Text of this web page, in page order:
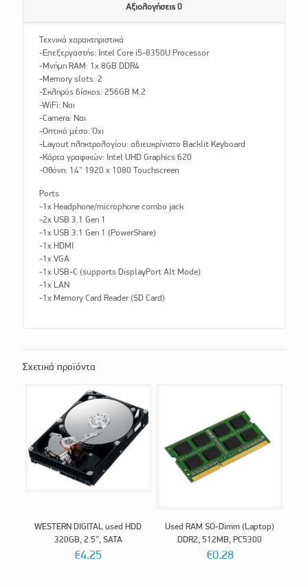
Αξιολογήσεις 0
Τεχνικά χαρακτηριστικά
-Επεξεργαστής: Intel Core i5-8350U Processor
-Μνήμη RAM: 1x 8GB DDR4
-Memory slots: 2
-Σκληρός δίσκος: 256GB M.2
-WiFi: Ναι
-Camera: Ναι
-Οπτικό μέσο: Όχι
-Layout πληκτρολογίου: αδιευκρίνιστo Backlit Keyboard
-Κάρτα γραφικών: Intel UHD Graphics 620
-Οθόνη: 14″ 1920 x 1080 Touchscreen
Ports
-1x Headphone/microphone combo jack
-2x USB 3.1 Gen 1
-1x USB 3.1 Gen 1 (PowerShare)
-1x HDMI
-1x VGA
-1x USB-C (supports DisplayPort Alt Mode)
-1x LAN
-1x Memory Card Reader (SD Card)
Σχετικά προϊόντα
WESTERN DIGITAL used HDD
320GB, 2.5″, SATA
€4.25
Used RAM SO-Dimm (Laptop)
DDR2, 512MB, PC5300
€0.28